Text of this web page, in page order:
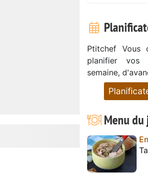
Ptitchef Vous
planifier vos
semaine,
Menu du